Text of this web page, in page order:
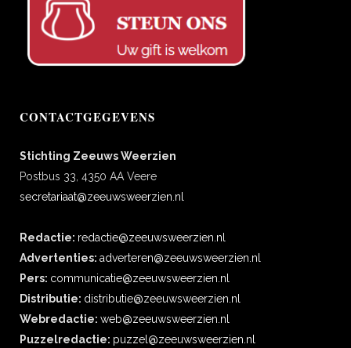
CONTACTGEGEVENS
Stichting Zeeuws Weerzien
Postbus 33, 4350 AA Veere
secretariaat@zeeuwsweerzien.nl
Redactie: redactie@zeeuwsweerzien.nl
Advertenties: adverteren@zeeuwsweerzien.nl
Pers: communicatie@zeeuwsweerzien.nl
Distributie: distributie@zeeuwsweerzien.nl
Webredactie: web@zeeuwsweerzien.nl
Puzzelredactie: puzzel@zeeuwsweerzien.nl